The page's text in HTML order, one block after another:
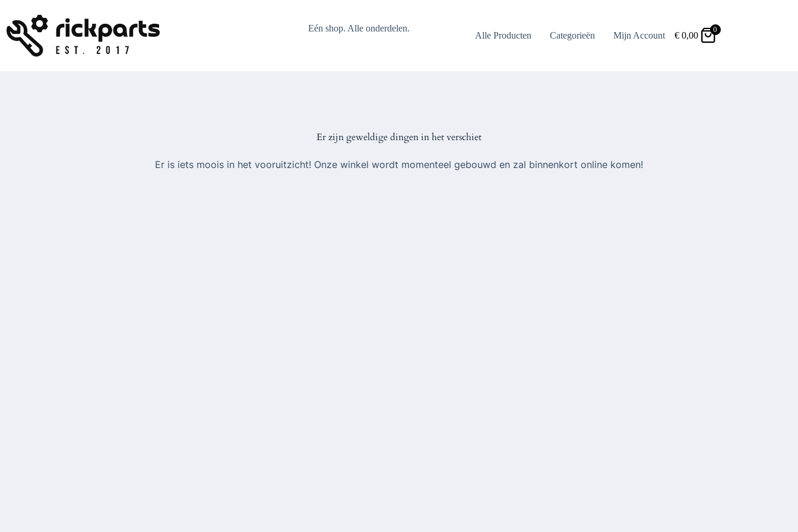
de
inhoud
Eén shop. Alle onderdelen.
Alle Producten Categorieën Mijn Account €0,00
0
Er zijn geweldige dingen in het verschiet
Er is iets moois in het vooruitzicht! Onze winkel wordt momenteel gebouwd en zal binnenkort online komen!